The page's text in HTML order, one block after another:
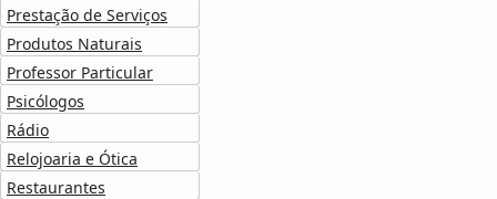
Prestação de Serviços
Produtos Naturais
Professor Particular
Psicólogos
Rádio
Relojoaria e Ótica
Restaurantes